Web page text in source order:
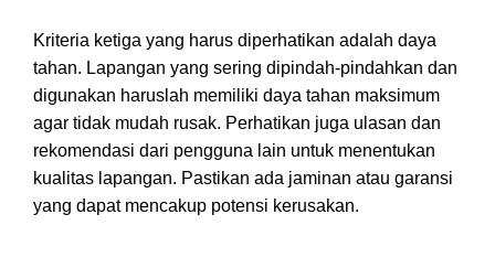
Kriteria ketiga yang harus diperhatikan adalah daya
tahan. Lapangan yang sering dipindah-pindahkan dan
digunakan haruslah memiliki daya tahan maksimum
agar tidak mudah rusak. Perhatikan juga ulasan dan
rekomendasi dari pengguna lain untuk menentukan
kualitas lapangan. Pastikan ada jaminan atau garansi
yang dapat mencakup potensi kerusakan.